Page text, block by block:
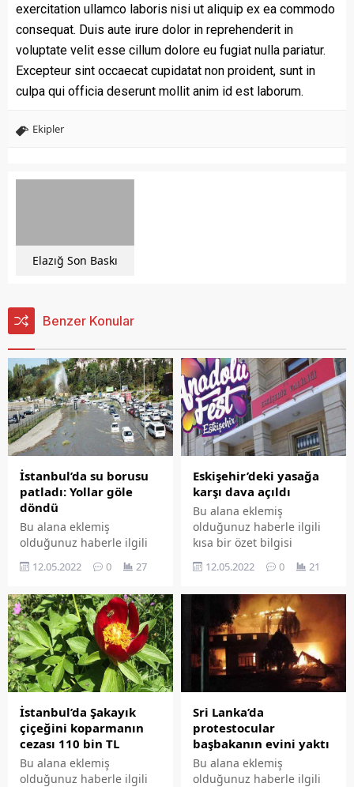
exercitation ullamco laboris nisi ut aliquip ex ea commodo
consequat. Duis aute irure dolor in reprehenderit in
voluptate velit esse cillum dolore eu fugiat nulla pariatur.
Excepteur sint occaecat cupidatat non proident, sunt in
culpa qui officia deserunt mollit anim id est laborum.
Ekipler
Elazığ Son Baskı
Benzer Konular
İstanbul’da su borusu
patladı: Yollar göle
döndü
Bu alana eklemiş
olduğunuz haberle ilgili
kısa bir özet bilgisi
ekleyebilirsiniz. Bu metin
sayfasında "Özet"
bölümünden eklenebilir.
Özet eklenmişse başlık
altında kalın olarak bu
şekilde gösterilir,
eklenmemişse bu alan boş
12.05.2022 0 27
Eskişehir’deki yasağa
karşı dava açıldı
Bu alana eklemiş
olduğunuz haberle ilgili
kısa bir özet bilgisi
ekleyebilirsiniz. Bu metin
yazı düzenleme
bölümünden eklenebilir.
Özet eklenmişse başlık
altında kalın olarak bu
şekilde gösterilir,
eklenmemişse bu alan boş
12.05.2022 0 21
İstanbul’da Şakayık
çiçeğini koparmanın
cezası 110 bin TL
Bu alana eklemiş
olduğunuz haberle ilgili
Sri Lanka’da
protestocular
başbakanın evini yaktı
Bu alana eklemiş
olduğunuz haberle ilgili